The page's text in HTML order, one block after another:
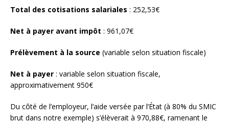
Total des cotisations salariales : 252,53€
Net à payer avant impôt : 961,07€
Prélèvement à la source (variable selon situation fiscale)
Net à payer : variable selon situation fiscale,
approximativement 950€
Du côté de l’employeur, l’aide versée par l’État (à 80% du SMIC
brut dans notre exemple) s’élèverait à 970,88€, ramenant le